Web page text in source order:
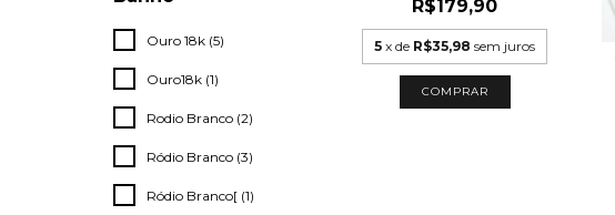
Ouro 18k (5)
Ouro18k (1)
Rodio Branco (2)
Ródio Branco (3)
Ródio Branco[ (1)
R$179,90
5 x de R$35,98 sem juros